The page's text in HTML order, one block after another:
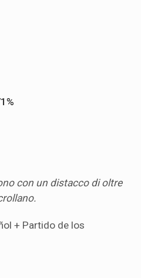
con un distacco di oltre
+ Partido de los